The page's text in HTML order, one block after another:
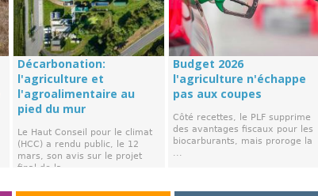
Décarbonation:
l'agriculture et
l'agroalimentaire au
pied du mur
Le Haut Conseil pour le climat
(HCC) a rendu public, le 12
mars, son avis sur le projet
final de la ...
Budget 2026
l'agriculture n'échappe
pas aux coupes
Côté recettes, le PLF supprime
des avantages fiscaux pour les
biocarburants, mais proroge la
...